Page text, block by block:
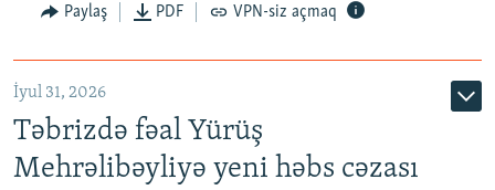
Paylaş PDF VPN-siz açmaq
İyul 31, 2026
Təbrizdə fəal Yürüş
Mehrəlibəyliyə yeni həbs cəzası